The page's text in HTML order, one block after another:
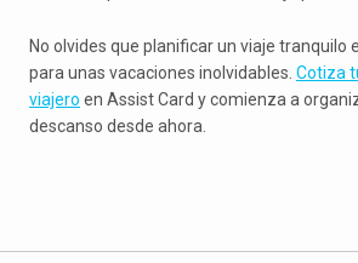
No olvides que planificar un viaje tranquilo
para unas vacaciones inolvidables. Cotiza
viajero en Assist Card y comienza a
descanso desde ahora.